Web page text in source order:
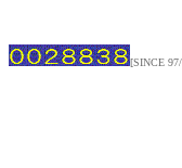
[SINCE